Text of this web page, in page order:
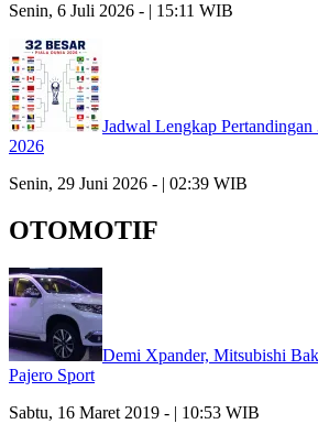
Senin, 6 Juli 2026 - | 15:11 WIB
Jadwal Lengkap
2026
Senin, 29 Juni 2026 - | 02:39 WIB
OTOMOTIF
Demi Xpander, Mitsubishi
Pajero Sport
Sabtu, 16 Maret 2019 - | 10:53 WIB